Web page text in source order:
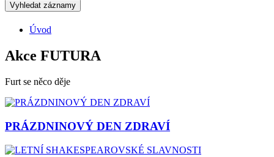
Vyhledat záznamy
Úvod
Akce FUTURA
Furt se něco děje
PRÁZDNINOVÝ DEN ZDRAVÍ